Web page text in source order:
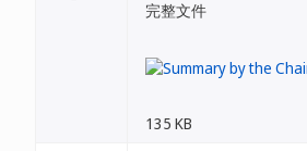
完整文件
135 KB